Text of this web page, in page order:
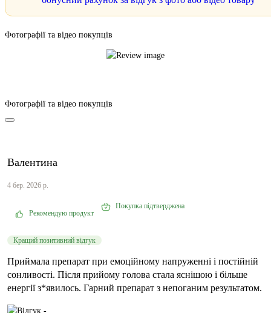
Фотографії та відео покупців
Фотографії та відео покупців
Валентина
4 бер. 2026 р.
Рекомендую продукт
Покупка підтверджена
Кращий позитивний відгук
Приймала препарат при емоційному напруженні і постійній
сонливості. Після прийому голова стала яснішою і більше
енергії з*явилось. Гарний препарат з непоганим результатом.